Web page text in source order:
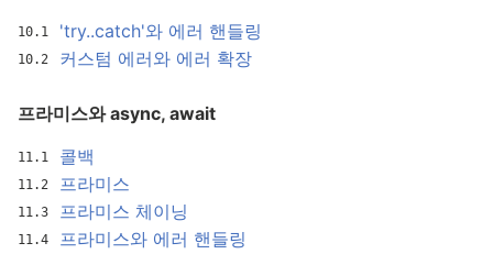
'try..catch'와 에러 핸들링
커스텀 에러와 에러 확장
프라미스와 async, await
콜백
프라미스
프라미스 체이닝
프라미스와 에러 핸들링